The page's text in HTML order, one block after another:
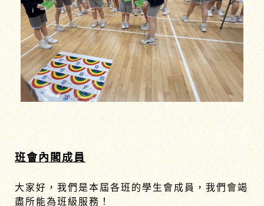
班會內閣成員
大家好，我們是本屆各班的學生會成員，我們會竭
盡所能為班級服務！